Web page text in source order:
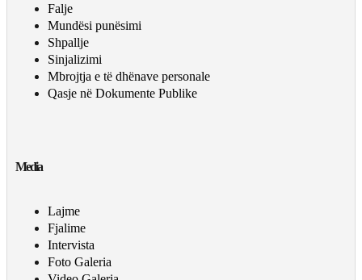
Falje
Mundësi punësimi
Shpallje
Sinjalizimi
Mbrojtja e të dhënave personale
Qasje në Dokumente Publike
Media
Lajme
Fjalime
Intervista
Foto Galeria